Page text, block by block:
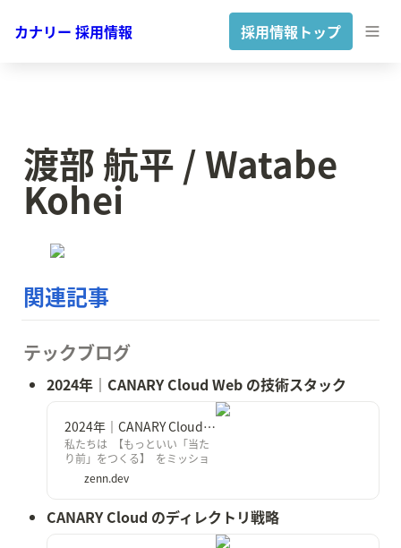
カナリー 採用情報 採用情報トップ
渡部 航平 / Watabe
Kohei
関連記事
テックブログ
2024年｜CANARY Cloud Web の技術スタック
2024年｜CANARY Cloud Web の技術スタック
私たちは 【もっといい「当た
り前」をつくる】 をミッショ
ンに掲げている不動産テックカ
ンパニーです。弊社では、現在
下記のプロダクトを運用してい
ます。
zenn.dev
CANARY Cloud のディレクトリ戦略